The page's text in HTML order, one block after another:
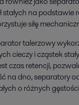
stałych na
siłę
talerzowy
cieczy i cząstek
czas retencji,
na dno, separatory
o różnych